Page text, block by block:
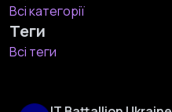
Всі категорії
Теги
Всі теги